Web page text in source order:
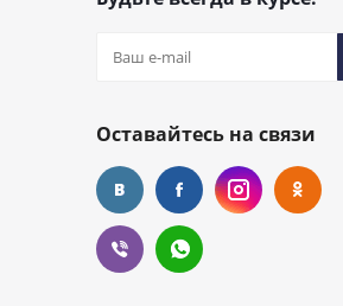
Оставайтесь на связи